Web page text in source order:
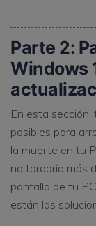
Parte 2:
Windows
En esta
posibles para
la muerte en tu
no tardaría más
pantalla de tu
están las